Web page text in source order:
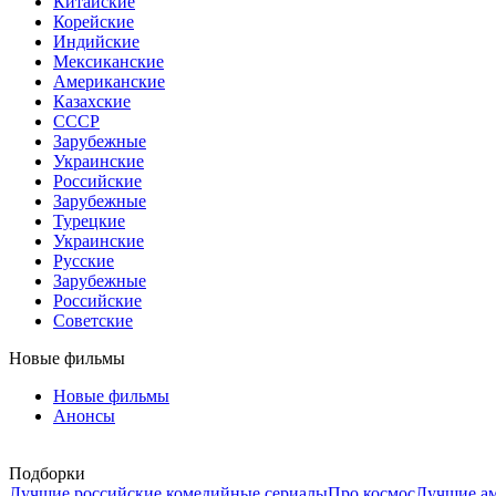
Корейские
Индийские
Мексиканские
Американские
Казахские
СССР
Зарубежные
Украинские
Российские
Зарубежные
Турецкие
Украинские
Русские
Зарубежные
Российские
Советские
Новые фильмы
Новые фильмы
Анонсы
Подборки